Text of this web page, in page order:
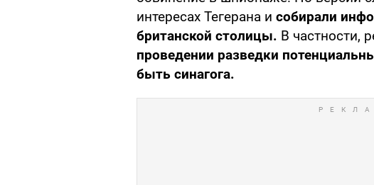
интересах Тегерана и собирали
британской столицы. В частности,
проведении разведки
быть синагога.